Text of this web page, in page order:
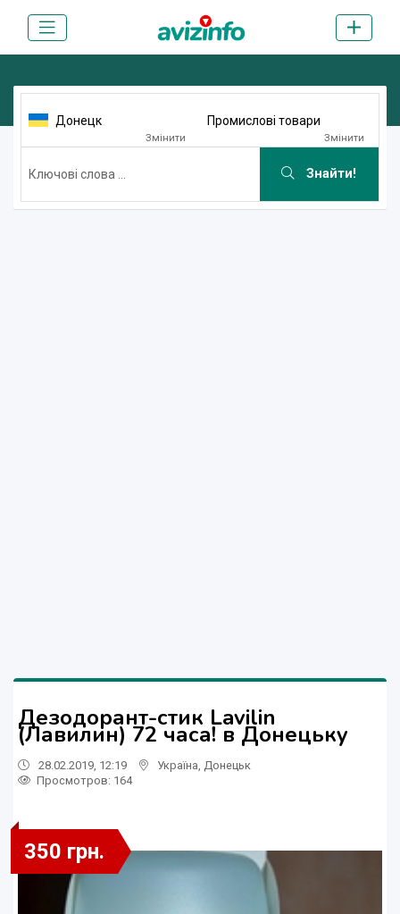
Донецк
Змінити
Промислові товари
Змінити
Знайти!
Дезодорант-стик Lavilin
(Лавилин) 72 часа! в Донецьку
28.02.2019, 12:19 Україна Донецьк
Просмотров: 164
350 грн.